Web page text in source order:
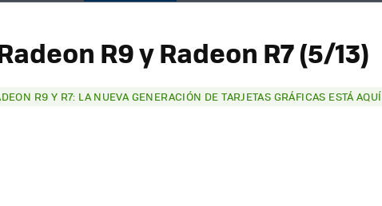
R9 y Radeon R7 (5/13)
R9 Y R7: LA NUEVA GENERACIÓN DE TARJETAS GRÁFICAS ESTÁ AQUÍ